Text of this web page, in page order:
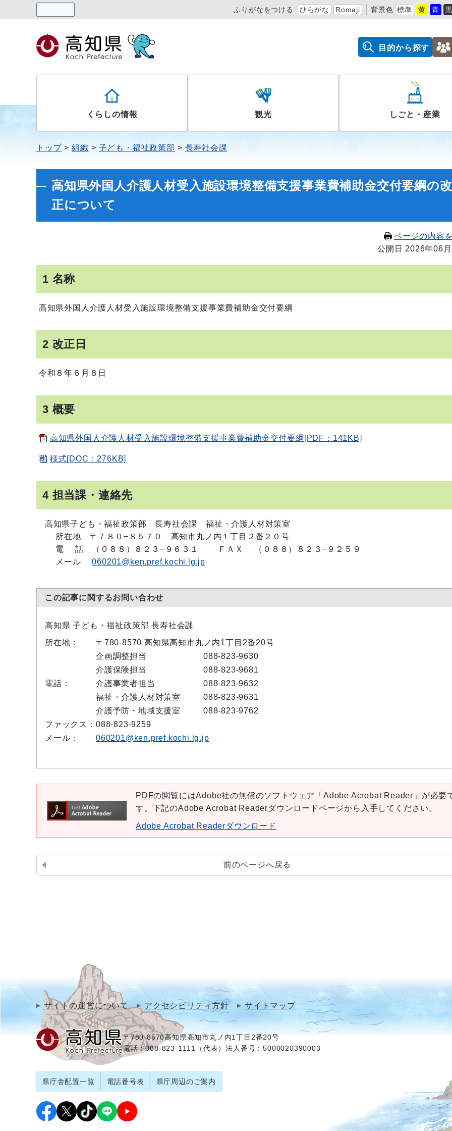
ふりがなをつける ひらがな Romaji 背景色 標準 黄 青
目的から探す
くらしの情報 観光 しごと・産業
トップ 組織 子ども・福祉政策部 長寿社会課
高知県外国人介護人材受入施設環境整備支援事業費補助金交付要綱の改
正について
ページの内容
公開日 2026年06
1 名称
高知県外国人介護人材受入施設環境整備支援事業費補助金交付要綱
2 改正日
令和８年６月８日
3 概要
高知県外国人介護人材受入施設環境整備支援事業費補助金交付要綱[PDF：141KB]
様式[DOC：276KB]
4 担当課・連絡先
高知県子ども・福祉政策部 長寿社会課 福祉・介護人材対策室
所在地 〒７８０−８５７０ 高知市丸ノ内１丁目２番２０号
電 話 （０８８）８２３−９６３１ ＦＡＸ （０８８）８２３−９２５９
メール060201@ken.pref.kochi.lg.jp
この記事に関するお問い合わせ
高知県 子ども・福祉政策部 長寿社会課
所在地：
〒780-8570 高知県高知市丸ノ内1丁目2番20号
電話：
企画調整担当
088-823-9630
介護保険担当
088-823-9681
介護事業者担当
088-823-9632
福祉・介護人材対策室
088-823-9631
介護予防・地域支援室
088-823-9762
ファックス： 088-823-9259
メール：
060201@ken.pref.kochi.lg.jp
PDFの閲覧にはAdobe社の無償のソフトウェア「Adobe Acrobat Reader」が必要
す。下記のAdobe Acrobat Readerダウンロードページから入手してください。
Adobe Acrobat Readerダウンロード
前のページへ戻る
サイトの運営について アクセシビリティ方針 サイトマップ
〒780-8570高知県高知市丸ノ内1丁目2番20号
電話：088-823-1111（代表）法人番号：5000020390003
県庁舎配置一覧 電話番号表 県庁周辺のご案内